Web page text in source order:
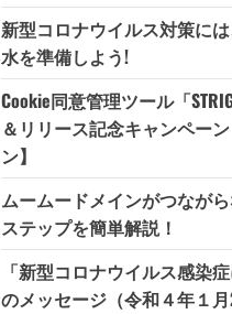
新型コロナウイルス対策に
水を準備しよう!
Cookie同意管理ツール「
＆リリース記念キャンペー
ン】
ムームードメインがつなが
ステップを簡単解説！
「新型コロナウイルス感染
のメッセージ（令和４年１月